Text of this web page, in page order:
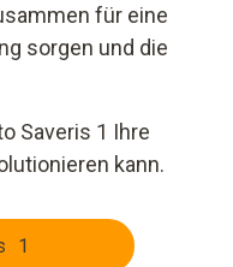
für eine
sorgen und die
Saveris 1 Ihre
kann.
1